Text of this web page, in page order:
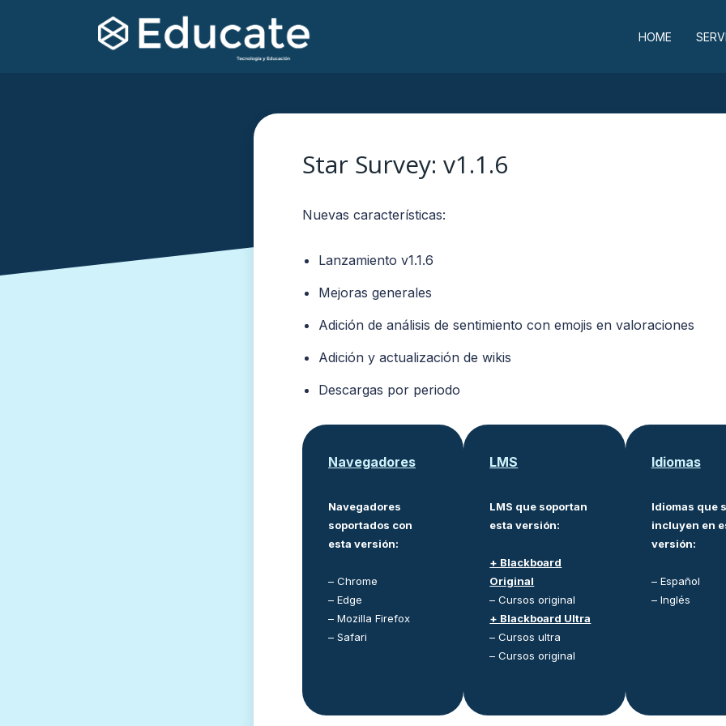
HOME
Star Survey: v1.1.6
Nuevas características:
Lanzamiento v1.1.6
Mejoras generales
Adición de análisis de sentimiento con emojis en valoraciones
Adición y actualización de wikis
Descargas por periodo
Navegadores
Navegadores
soportados con
esta versión:
– Chrome
– Edge
– Mozilla Firefox
– Safari
LMS
LMS que soportan
esta versión:
+ Blackboard
Original
– Cursos original
+ Blackboard Ultra
– Cursos ultra
– Cursos original
Idiomas
Idiomas que
incluyen en
versión:
– Español
– Inglés